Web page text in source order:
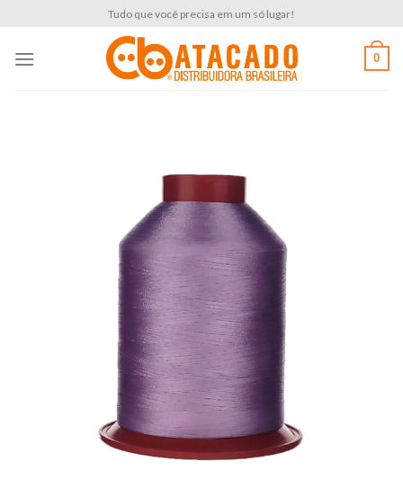
content
Tudo que você precisa em um só lugar!
0